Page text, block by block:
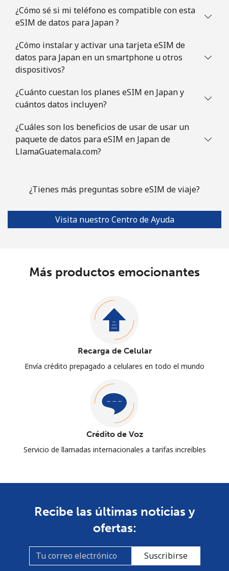
¿Cómo sé si mi teléfono es compatible con esta
eSIM de datos para Japan ?
¿Cómo instalar y activar una tarjeta eSIM de
datos para Japan en un smartphone u otros
dispositivos?
¿Cuánto cuestan los planes eSIM en Japan y
cuántos datos incluyen?
¿Cuáles son los beneficios de usar de usar un
paquete de datos para eSIM en Japan de
LlamaGuatemala.com?
¿Tienes más preguntas sobre eSIM de viaje?
Visita nuestro Centro de Ayuda
Más productos emocionantes
Recarga de Celular
Envía crédito prepagado a celulares en todo el mundo
Crédito de Voz
Servicio de llamadas internacionales a tarifas increíbles
Recibe las últimas noticias y
ofertas:
Suscribirse